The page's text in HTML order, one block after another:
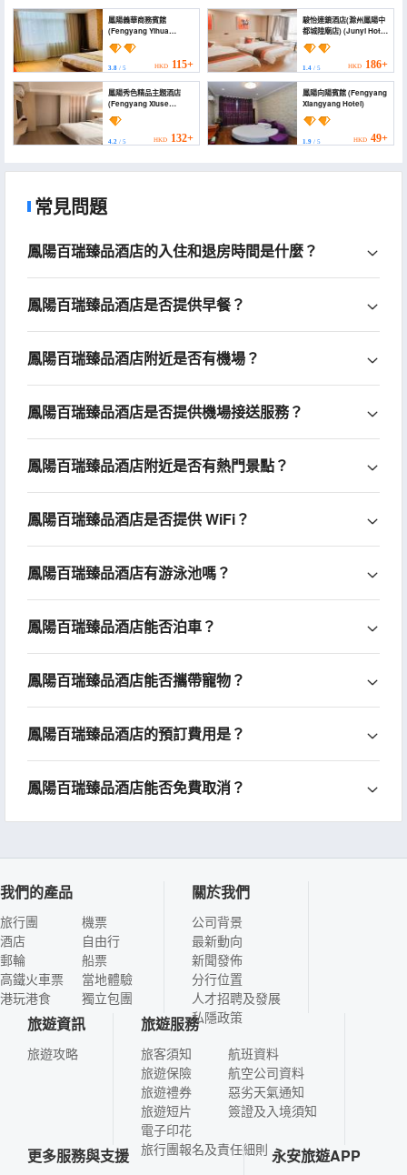
鳳陽義華商務賓館
(Fengyang Yihua
Business Hotel)
3.8 / 5 HKD 115+
駿怡連鎖酒店(滁州鳳陽中
都城隍廟店) (Junyi Hotel
Chain (Chuzhou
Fengyang Zhongdu
Chenghuang Temple
Branch))
1.4/ 5 HKD 186+
鳳陽秀色精品主題酒店
(Fengyang Xiuse
Boutique Theme Hotel)
4.2 / 5 HKD 132+
鳳陽向陽賓館 (Fengyang
Xiangyang Hotel)
1.9/ 5 HKD 49+
常見問題
鳳陽百瑞臻品酒店的入住和退房時間是什麼？
鳳陽百瑞臻品酒店是否提供早餐？
鳳陽百瑞臻品酒店附近是否有機場？
鳳陽百瑞臻品酒店是否提供機場接送服務？
鳳陽百瑞臻品酒店附近是否有熱門景點？
鳳陽百瑞臻品酒店是否提供 WiFi？
鳳陽百瑞臻品酒店有游泳池嗎？
鳳陽百瑞臻品酒店能否泊車？
鳳陽百瑞臻品酒店能否攜帶寵物？
鳳陽百瑞臻品酒店的預訂費用是？
鳳陽百瑞臻品酒店能否免費取消？
我們的產品
旅行團
酒店
郵輪
高鐵火車票
港玩港食
機票
自由行
船票
當地體驗
獨立包團
關於我們
公司背景
最新動向
新聞發佈
分行位置
人才招聘及發展
私隱政策
旅遊資訊
旅遊攻略
旅遊服務
旅客須知
旅遊保險
旅遊禮券
旅遊短片
電子印花
航班資料
航空公司資料
惡劣天氣通知
簽證及入境須知
旅行團報名及責任細則
更多服務與支援 永安旅遊APP